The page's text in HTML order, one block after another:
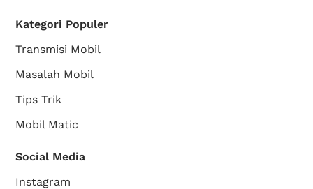
Kategori Populer
Transmisi Mobil
Masalah Mobil
Tips Trik
Mobil Matic
Social Media
Instagram